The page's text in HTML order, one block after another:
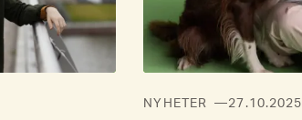
NYHETER 27.10.2025